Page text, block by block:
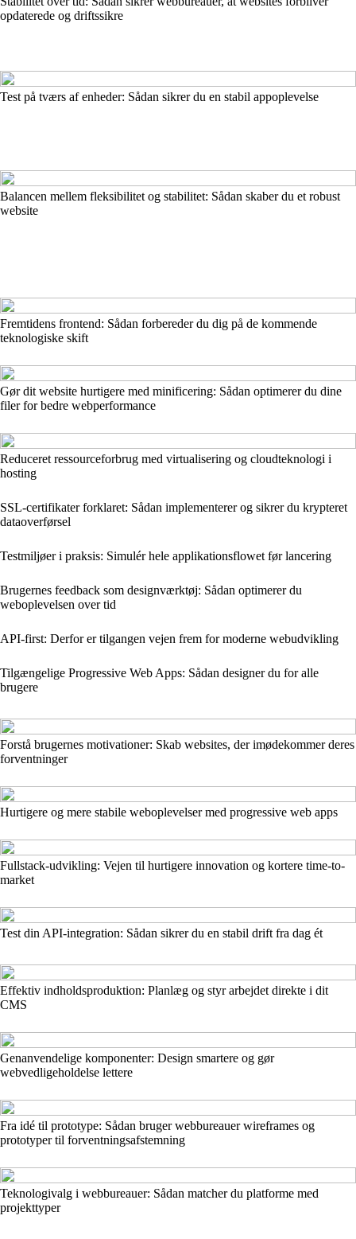
opdaterede og driftssikre
Test på tværs af enheder: Sådan sikrer du en stabil appoplevelse
Balancen mellem fleksibilitet og stabilitet: Sådan skaber du et robust
website
Fremtidens frontend: Sådan forbereder du dig på de kommende
teknologiske skift
Gør dit website hurtigere med minificering: Sådan optimerer du dine
filer for bedre webperformance
Reduceret ressourceforbrug med virtualisering og cloudteknologi i
hosting
SSL-certifikater forklaret: Sådan implementerer og sikrer du krypteret
dataoverførsel
Testmiljøer i praksis: Simulér hele applikationsflowet før lancering
Brugernes feedback som designværktøj: Sådan optimerer du
weboplevelsen over tid
API-first: Derfor er tilgangen vejen frem for moderne webudvikling
Tilgængelige Progressive Web Apps: Sådan designer du for alle
brugere
Forstå brugernes motivationer: Skab websites, der imødekommer deres
forventninger
Hurtigere og mere stabile weboplevelser med progressive web apps
Fullstack-udvikling: Vejen til hurtigere innovation og kortere time-to-
market
Test din API-integration: Sådan sikrer du en stabil drift fra dag ét
Effektiv indholdsproduktion: Planlæg og styr arbejdet direkte i dit
CMS
Genanvendelige komponenter: Design smartere og gør
webvedligeholdelse lettere
Fra idé til prototype: Sådan bruger webbureauer wireframes og
prototyper til forventningsafstemning
Teknologivalg i webbureauer: Sådan matcher du platforme med
projekttyper